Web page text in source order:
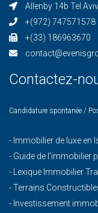
Allenby 14b Tel
+(972) 747571578
+(33) 186963670
Contactez-
Candidature spontanée /
- Immobilier de luxe en
- Guide de l'immobilier
-
Lexique Immobilier
-Terrains
- Investissement